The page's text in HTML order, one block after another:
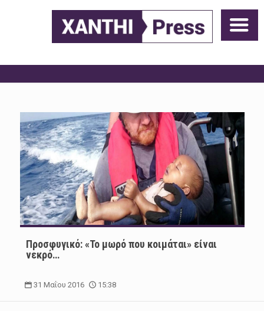
Προσφυγικό: «Το μωρό που κοιμάται» είναι
νεκρό…
31 Μαΐου 2016 15:38